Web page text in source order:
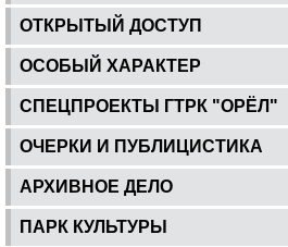
ОТКРЫТЫЙ ДОСТУП
ОСОБЫЙ ХАРАКТЕР
СПЕЦПРОЕКТЫ ГТРК "ОРЁЛ"
ОЧЕРКИ И ПУБЛИЦИСТИКА
АРХИВНОЕ ДЕЛО
ПАРК КУЛЬТУРЫ